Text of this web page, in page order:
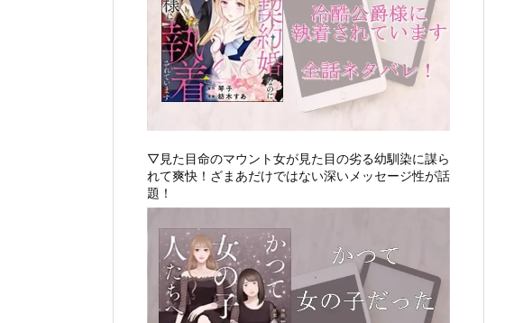
▽見た目命のマウント女が見た目の劣る幼馴染に謀ら
れて爽快！ざまあだけではない深いメッセージ性が話
題！